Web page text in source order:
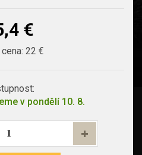
€
22 €
v pondělí 10. 8.